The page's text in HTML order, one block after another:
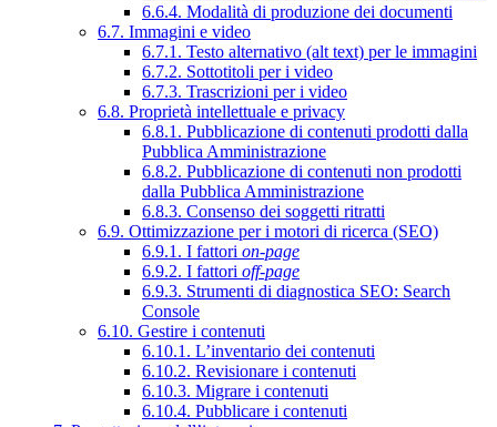
6.6.4. Modalità di produzione dei documenti
6.7. Immagini e video
6.7.1. Testo alternativo (alt text) per le immagini
6.7.2. Sottotitoli per i video
6.7.3. Trascrizioni per i video
6.8. Proprietà intellettuale e privacy
6.8.1. Pubblicazione di contenuti prodotti dalla
Pubblica Amministrazione
6.8.2. Pubblicazione di contenuti non prodotti
dalla Pubblica Amministrazione
6.8.3. Consenso dei soggetti ritratti
6.9. Ottimizzazione per i motori di ricerca (SEO)
6.9.1. I fattori on-page
6.9.2. I fattori off-page
6.9.3. Strumenti di diagnostica SEO: Search
Console
6.10. Gestire i contenuti
6.10.1. L’inventario dei contenuti
6.10.2. Revisionare i contenuti
6.10.3. Migrare i contenuti
6.10.4. Pubblicare i contenuti